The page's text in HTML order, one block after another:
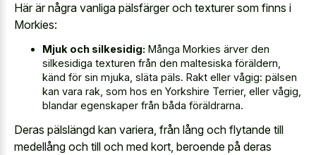
Här är några vanliga pälsfärger och texturer som finns i
Morkies:
Mjuk och silkesidig: Många Morkies ärver den
silkesidiga texturen från den maltesiska föräldern,
känd för sin mjuka, släta päls. Rakt eller vågig: pälsen
kan vara rak, som hos en Yorkshire Terrier, eller vågig,
blandar egenskaper från båda föräldrarna.
Deras pälslängd kan variera, från lång och flytande till
medellång och till och med kort, beroende på deras